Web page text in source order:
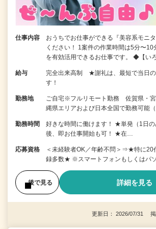
仕事内容
おうちでお仕事ができる『美容系モニ
ください！ 1案件の作業時間は5分〜10
を有効活用できるお仕事です。 ◆【い
給与
完全出来高制 ★謝礼は、最短で当日の
す！
勤務地
ご自宅※フルリモート勤務 佐賀県・
縄県エリアおよび日本全国で勤務可能（
勤務時間
好きな時間に働けます！ ★単発（1日
後、即お仕事開始も可！ ★在…
応募資格
＜未経験者OK／年齢不問＞⇒★特に20
録多数★ ※スマートフォンもしくはパ
後で見る 詳細を見る
更新日： 2026/07/31 掲